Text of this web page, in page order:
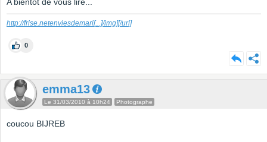
A bientôt de vous lire...
http://frise.netenviesdemari[...]/img][/url]
0
emma13
Le 31/03/2010 à 10h24 Photographe
coucou BIJREB